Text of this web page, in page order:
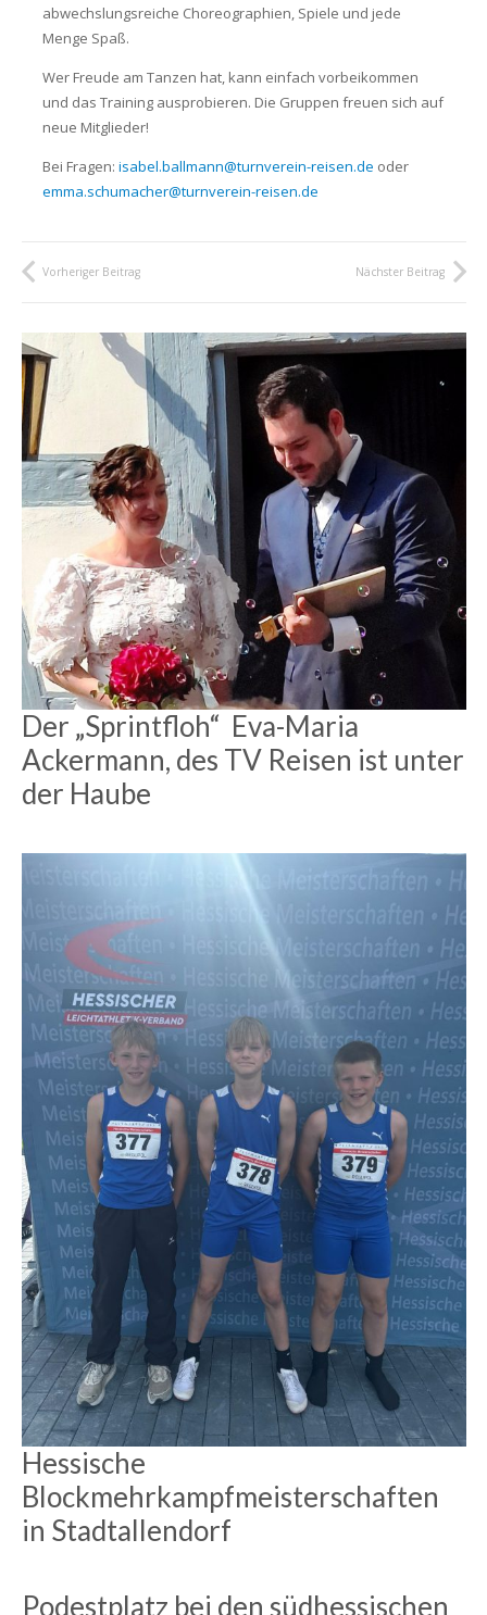
abwechslungsreiche Choreographien, Spiele und jede
Menge Spaß.
Wer Freude am Tanzen hat, kann einfach vorbeikommen
und das Training ausprobieren. Die Gruppen freuen sich auf
neue Mitglieder!
Bei Fragen: isabel.ballmann@turnverein-reisen.de oder
emma.schumacher@turnverein-reisen.de
Vorheriger Beitrag Nächster Beitrag
Der „Sprintfloh“ Eva-Maria
Ackermann, des TV Reisen ist unter
der Haube
Hessische
Blockmehrkampfmeisterschaften
in Stadtallendorf
Podestplatz bei den südhessischen